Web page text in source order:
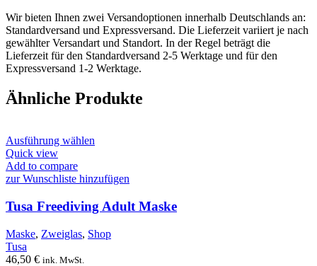
Wir bieten Ihnen zwei Versandoptionen innerhalb Deutschlands an:
Standardversand und Expressversand. Die Lieferzeit variiert je nach
gewählter Versandart und Standort. In der Regel beträgt die
Lieferzeit für den Standardversand 2-5 Werktage und für den
Expressversand 1-2 Werktage.
Ähnliche Produkte
Ausführung wählen
mehrere
auf.
Die
Optionen
können
Quick view
Add to compare
zur Wunschliste hinzufügen
Tusa Freediving Adult Maske
Maske, Zweiglas, Shop
Tusa
46,50 € ink. MwSt.